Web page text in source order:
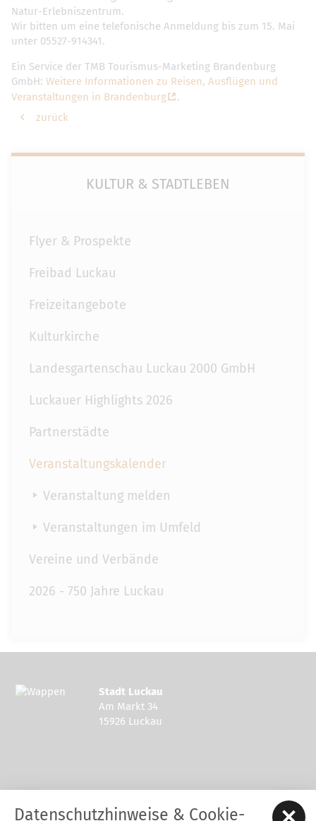
Natur-Erlebniszentrum.
Wir bitten um eine telefonische Anmeldung bis zum 15. Mai
unter 05527-914341.
Ein Service der TMB Tourismus-Marketing Brandenburg
GmbH: Weitere Informationen zu Reisen, Ausflügen und
Veranstaltungen in Brandenburg
.
zurück
KULTUR & STADTLEBEN
Flyer & Prospekte
Freibad Luckau
Freizeitangebote
Kulturkirche
Landesgartenschau Luckau 2000 GmbH
Luckauer Highlights 2026
Partnerstädte
Veranstaltungskalender
Veranstaltung melden
Veranstaltungen im Umfeld
Vereine und Verbände
2026 - 750 Jahre Luckau
Stadt Luckau
Am Markt 34
15926 Luckau
Tel.: 03544 - 594 0
Datenschutzhinweise & Cookie-